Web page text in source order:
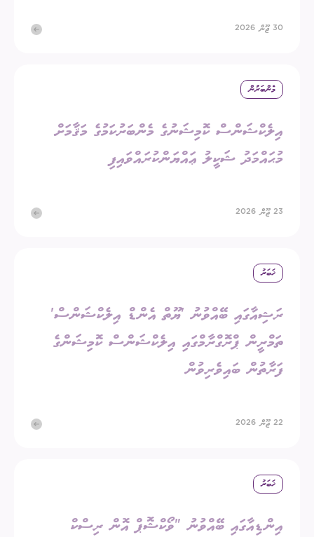
30 ޖޫން 2026
މެންބަރުން
އިލެކްޝަންސް ކޮމިޝަނުގެ މެންބަރުކަމުގެ މަޤާމަށް
މުޙައްމަދު ޝަކީލު ޢައްޔަންކުރައްވައިފި
23 ޖޫން 2026
ޚަބަރު
ރަޝިއާގައި ބޭއްވުނު 'ޔޫތް އެންޑް އިލެކްޝަންސް'
ތަމްރީން ޕްރޮގްރާމްގައި އިލެކްޝަންސް ކޮމިޝަންގެ
ފަރާތުން ބައިވެރިވުން
22 ޖޫން 2026
ޚަބަރު
އިންޑިއާގައި ބޭއްވުނު "ވޯކްޝޮޕް އޮން ރިސްކް